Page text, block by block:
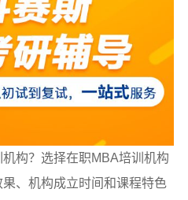
构？选择在职MBA培训机构
、机构成立时间和课程特色